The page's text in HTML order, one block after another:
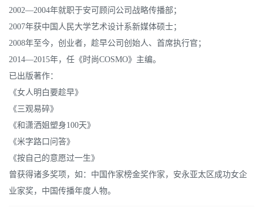
2002—2004年就职于安可顾问公司战略传播部；
2007年获中国人民大学艺术设计系新媒体硕士；
2008年至今，创业者，趁早公司创始人、首席执行官；
2014—2015年，任《时尚COSMO》主编。
已出版著作：
《女人明白要趁早》
《三观易碎》
《和潇洒姐塑身100天》
《米字路口问答》
《按自己的意愿过一生》
曾获得诸多奖项，如：中国作家榜金奖作家，安永亚太区成功女企
业家奖，中国传播年度人物。